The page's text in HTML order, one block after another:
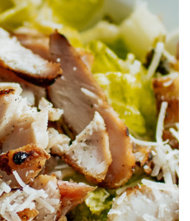
EN ÉPICERIE BOUTIQUE
NOUS JOINDRE